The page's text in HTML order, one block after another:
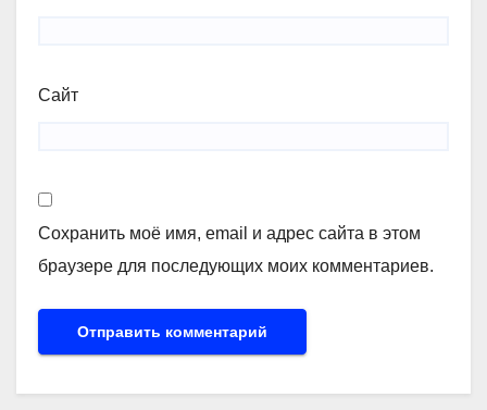
Сайт
Сохранить моё имя, email и адрес сайта в этом
браузере для последующих моих комментариев.